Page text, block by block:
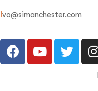
vo@simanchester.com